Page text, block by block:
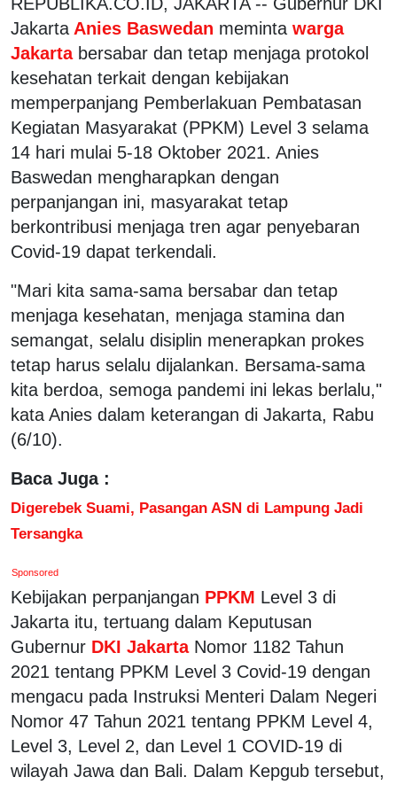
Jakarta Anies Baswedan meminta warga
Jakarta bersabar dan tetap menjaga protokol
kesehatan terkait dengan kebijakan
memperpanjang Pemberlakuan Pembatasan
Kegiatan Masyarakat (PPKM) Level 3 selama
14 hari mulai 5-18 Oktober 2021. Anies
Baswedan mengharapkan dengan
perpanjangan ini, masyarakat tetap
berkontribusi menjaga tren agar penyebaran
Covid-19 dapat terkendali.
"Mari kita sama-sama bersabar dan tetap
menjaga kesehatan, menjaga stamina dan
semangat, selalu disiplin menerapkan prokes
tetap harus selalu dijalankan. Bersama-sama
kita berdoa, semoga pandemi ini lekas berlalu,"
kata Anies dalam keterangan di Jakarta, Rabu
(6/10).
Baca Juga :
Digerebek Suami, Pasangan ASN di Lampung Jadi
Tersangka
Sponsored
Kebijakan perpanjangan PPKM Level 3 di
Jakarta itu, tertuang dalam Keputusan
Gubernur DKI Jakarta Nomor 1182 Tahun
2021 tentang PPKM Level 3 Covid-19 dengan
mengacu pada Instruksi Menteri Dalam Negeri
Nomor 47 Tahun 2021 tentang PPKM Level 4,
Level 3, Level 2, dan Level 1 COVID-19 di
wilayah Jawa dan Bali. Dalam Kepgub tersebut,